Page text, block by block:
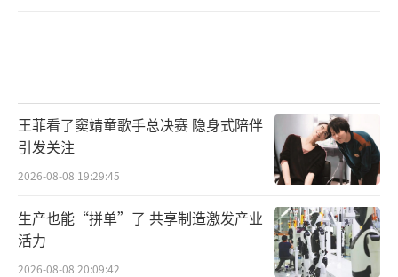
王菲看了窦靖童歌手总决赛 隐身式陪伴
引发关注
2026-08-08 19:29:45
生产也能“拼单”了 共享制造激发产业
活力
2026-08-08 20:09:42